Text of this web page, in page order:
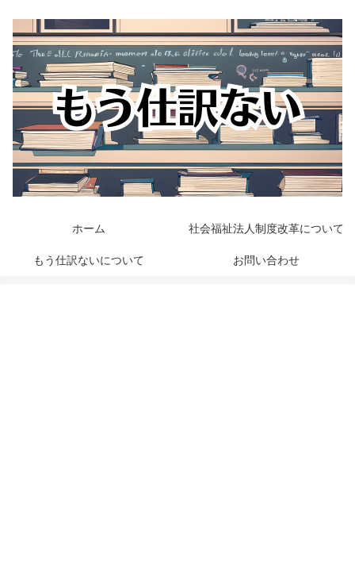
ホーム 社会福祉法人制度改革について
もう仕訳ないについて お問い合わせ